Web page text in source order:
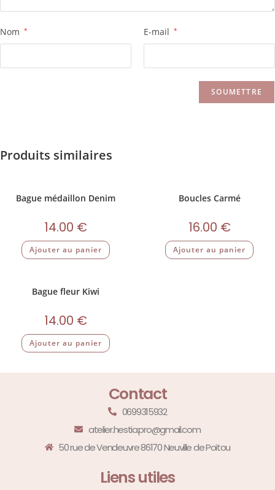
Nom * E-mail *
Produits similaires
Bague médaillon Denim
14.00 €
Ajouter au panier
Boucles Carmé
16.00 €
Ajouter au panier
Bague fleur Kiwi
14.00 €
Ajouter au panier
Contact
0699315932
atelier.hestia.pro@gmail.com
50 rue de Vendeuvre 86170 Neuville de Poitou
Liens utiles